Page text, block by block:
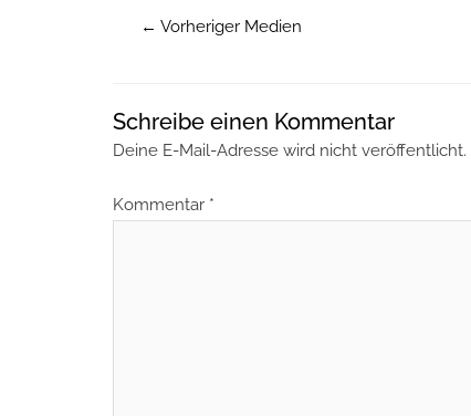
← Vorheriger Medien
Schreibe einen Kommentar
Deine E-Mail-Adresse wird nicht veröffentlicht.
Kommentar *